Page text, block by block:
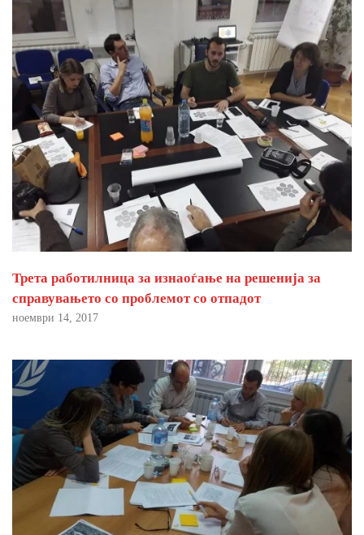
Трета работилница за изнаоѓање на решенија за
справувањето со проблемот со отпадот
ноември 14, 2017